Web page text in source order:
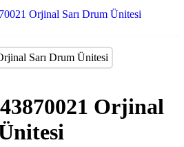
Orjinal